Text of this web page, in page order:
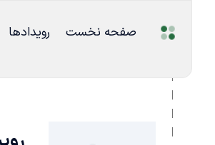
صفحه نخست رویدادها